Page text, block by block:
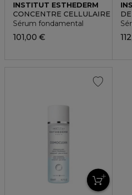
INSTITUT ESTHEDERM
CONCENTRE CELLULAIRE
Sérum fondamental
101,00 €